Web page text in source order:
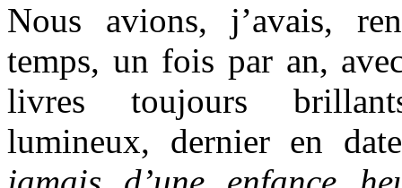
Nous avions, j’avais,
temps, un fois par an,
livres toujours
lumineux, dernier en